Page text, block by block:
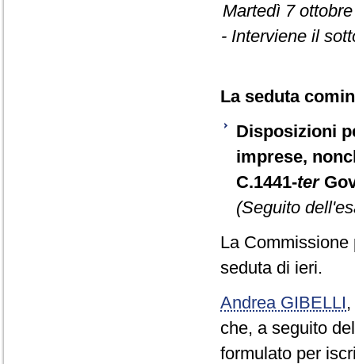
Martedì 7
- Interviene il
La seduta
Disposizioni
imprese,
C.1441-ter
(Seguito
La
seduta di ieri.
Andrea GIBELLI,
che, a seguito
formulato per